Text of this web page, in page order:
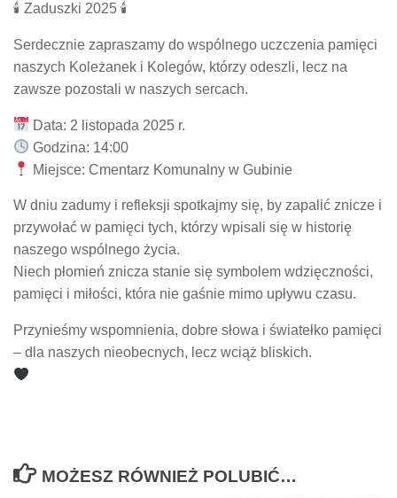
🕯 Zaduszki 2025 🕯
Serdecznie zapraszamy do wspólnego uczczenia pamięci
naszych Koleżanek i Kolegów, którzy odeszli, lecz na
zawsze pozostali w naszych sercach.
Data: 2 listopada 2025 r.
Godzina: 14:00
Miejsce: Cmentarz Komunalny w Gubinie
W dniu zadumy i refleksji spotkajmy się, by zapalić znicze i
przywołać w pamięci tych, którzy wpisali się w historię
naszego wspólnego życia.
Niech płomień znicza stanie się symbolem wdzięczności,
pamięci i miłości, która nie gaśnie mimo upływu czasu.
Przynieśmy wspomnienia, dobre słowa i światełko pamięci
– dla naszych nieobecnych, lecz wciąż bliskich.
MOŻESZ RÓWNIEŻ POLUBIĆ…